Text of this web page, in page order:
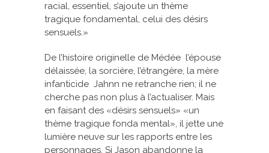
racial, essentiel, s’ajoute un thème
tragique fondamental, celui des désirs
sensuels.»
De l’histoire originelle de Médée ­ l’épouse
délaissée, la sorcière, l’étrangère, la mère
infanticide ­ Jahnn ne retranche rien; il ne
cherche pas non plus à l’actualiser. Mais
en faisant des «désirs sensuels» «un
thème tragique fonda mental», il jette une
lumière neuve sur les rapports entre les
personnages. Si Jason abandonne la